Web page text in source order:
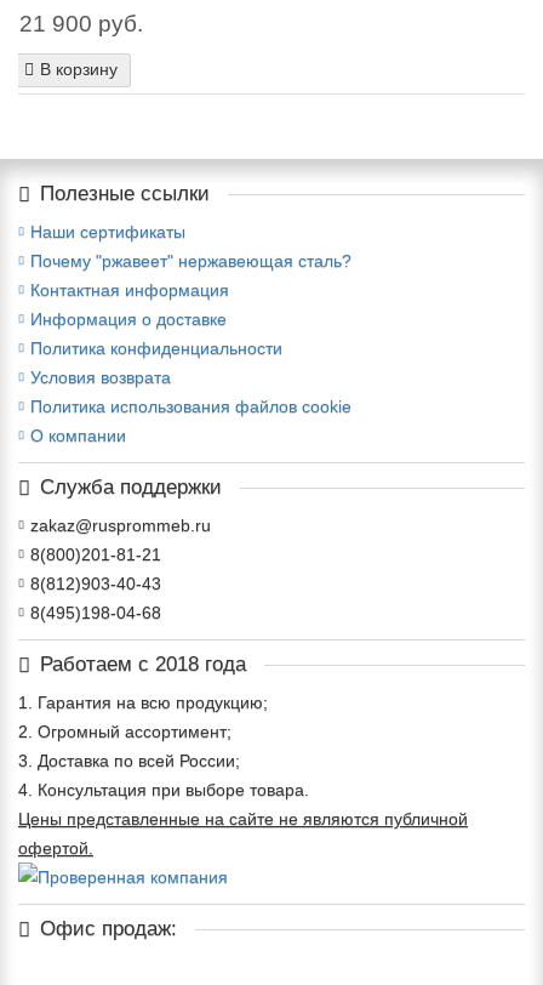
21 900 руб.
В корзину
Полезные ссылки
Наши сертификаты
Почему "ржавеет" нержавеющая сталь?
Контактная информация
Информация о доставке
Политика конфиденциальности
Условия возврата
Политика использования файлов cookie
О компании
Служба поддержки
zakaz@rusprommeb.ru
8(800)201-81-21
8(812)903-40-43
8(495)198-04-68
Работаем с 2018 года
1. Гарантия на всю продукцию;
2. Огромный ассортимент;
3. Доставка по всей России;
4. Консультация при выборе товара.
Цены представленные на сайте не являются публичной
офертой.
Офис продаж: